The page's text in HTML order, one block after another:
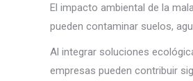
El impacto ambiental de la
pueden contaminar suelos,
Al integrar soluciones
empresas pueden contribuir